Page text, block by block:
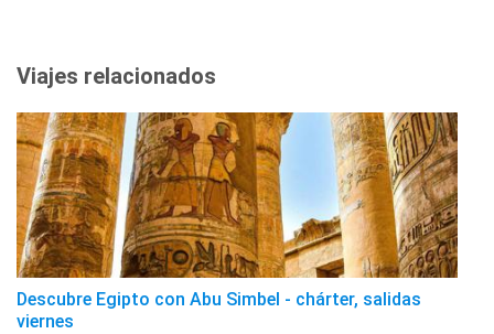
Viajes relacionados
Descubre Egipto con Abu Simbel - chárter, salidas
viernes